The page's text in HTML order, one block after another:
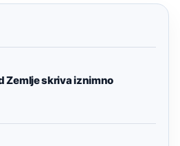
Zemlje skriva iznimno